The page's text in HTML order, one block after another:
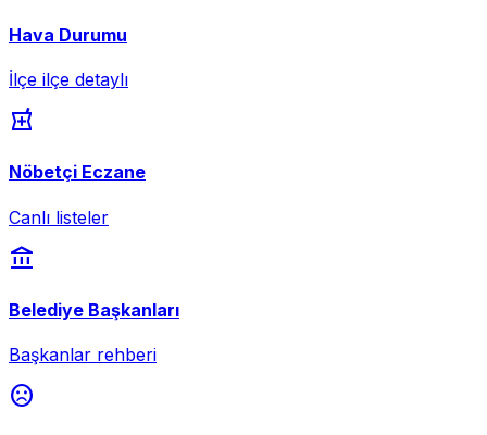
Hava Durumu
İlçe ilçe detaylı
local_pharmacy
Nöbetçi Eczane
Canlı listeler
account_balance
Belediye Başkanları
Başkanlar rehberi
sentiment_dissatisfied